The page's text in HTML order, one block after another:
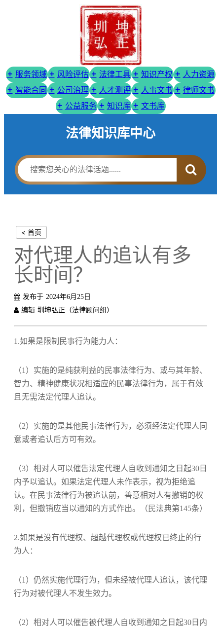
服务领域 风险评估 法律工具 知识产权
人力资源
智能合同
公司治理 人才测评 人事文书
律师文书
公益服务
知识库 文书库
法律知识库中心
< 首页
对代理人的追认有多
长时间？
发布于 2024年6月25日
编辑 圳坤弘正（法律顾问组）
1.如果是限制民事行为能力人：
（1）实施的是纯获利益的民事法律行为、或与其年龄、
智力、精神健康状况相适应的民事法律行为，属于有效
且无需法定代理人追认。
（2）实施的是其他民事法律行为，必须经法定代理人同
意或者追认后方可有效。
（3）相对人可以催告法定代理人自收到通知之日起30日
内予以追认。如果法定代理人未作表示，视为拒绝追
认。在民事法律行为被追认前，善意相对人有撤销的权
利，但撤销应当以通知的方式作出。（民法典第145条）
2.如果是没有代理权、超越代理权或代理权已终止的行
为人：
（1）仍然实施代理行为，但未经被代理人追认，该代理
行为对被代理人不发生效力。
（2）相对人可以催告被代理人自收到通知之日起30日内